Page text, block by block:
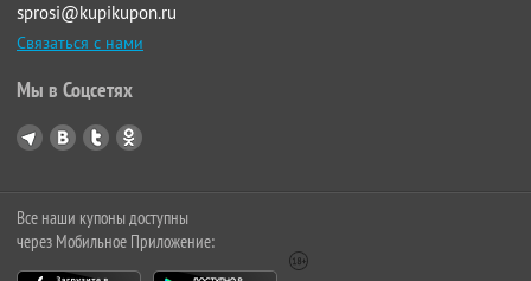
sprosi@kupikupon.ru
Связаться с нами
Мы в Соцсетях
Все наши купоны доступны
через Мобильное Приложение: